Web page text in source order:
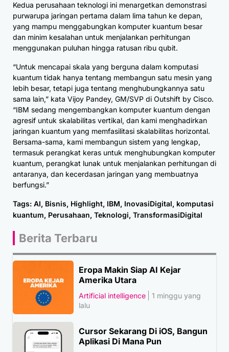
Kedua perusahaan teknologi ini menargetkan demonstrasi
purwarupa jaringan pertama dalam lima tahun ke depan,
yang mampu menggabungkan komputer kuantum besar
dan minim kesalahan untuk menjalankan perhitungan
menggunakan puluhan hingga ratusan ribu qubit.
“Untuk mencapai skala yang berguna dalam komputasi
kuantum tidak hanya tentang membangun satu mesin yang
lebih besar, tetapi juga tentang menghubungkannya satu
sama lain,” kata Vijoy Pandey, GM/SVP di Outshift by Cisco.
“IBM sedang mengembangkan komputer kuantum dengan
agresif untuk skalabilitas vertikal, dan kami menghadirkan
jaringan kuantum yang memfasilitasi skalabilitas horizontal.
Bersama-sama, kami membangun sistem yang lengkap,
termasuk perangkat keras untuk menghubungkan komputer
kuantum, perangkat lunak untuk menjalankan perhitungan di
antaranya, dan kecerdasan jaringan yang membuatnya
berfungsi.”
Tags: AI, Bisnis, Highlight, IBM, InovasiDigital, komputasi
kuantum, Perusahaan, Teknologi, TransformasiDigital
Berita Terbaru
Eropa Makin Siap AI Kejar
Amerika Utara
Artificial intelligence
1 minggu yang
lalu
Cursor Sekarang Di iOS, Bangun
Aplikasi Di Mana Pun